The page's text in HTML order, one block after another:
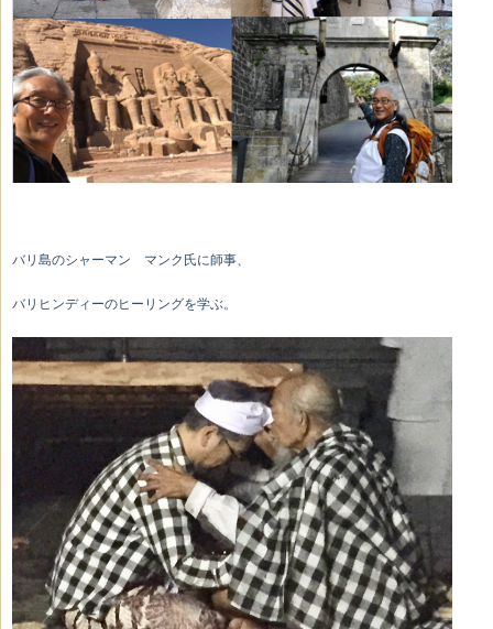
バリ島のシャーマン マンク氏に師事、
バリヒンディーのヒーリングを学ぶ。